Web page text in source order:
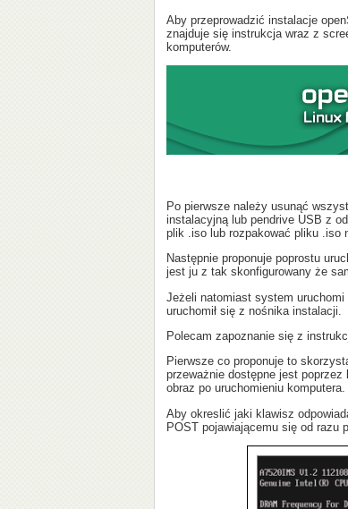
Aby przeprowadzić instalacje
znajduje się instrukcja wraz z
komputerów.
Po pierwsze należy usunąć
instalacyjną lub pendrive USB z
plik .iso lub rozpakować pliku .iso
Następnie proponuje poprostu
jest ju z tak skonfigurowany że
Jeżeli natomiast system
uruchomił się z nośnika instalacji.
Polecam zapoznanie się z
Pierwsze co proponuje to
przeważnie dostępne jest
obraz po uruchomieniu komputera.
Aby okreslić jaki klawisz
POST pojawiającemu się od razu